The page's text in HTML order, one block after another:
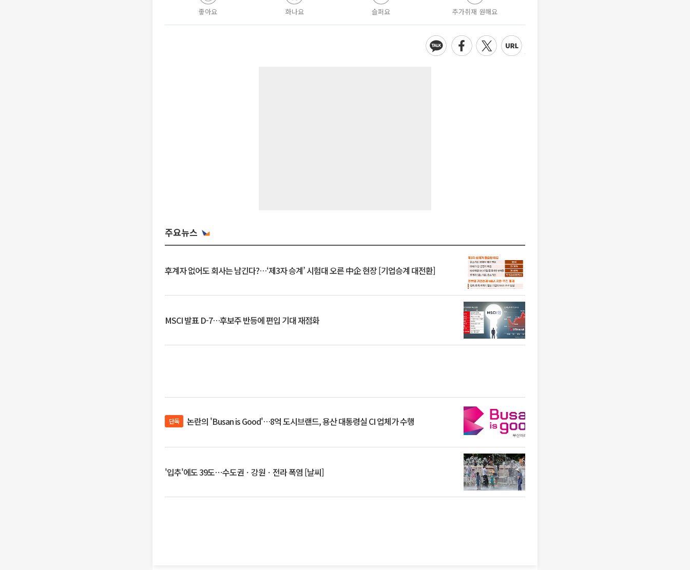
좋아요 화나요 슬퍼요 추가취재 원해요
주요뉴스
후계자 없어도 회사는 남긴다?…‘제3자 승계’ 시험대 오른 中企 현장 [기업승계 대전환]
MSCI 발표 D-7…후보주 반등에 편입 기대 재점화
단독 논란의 'Busan is Good'…8억 도시브랜드, 용산 대통령실 CI 업체가 수행
'입추'에도 39도⋯수도권ㆍ강원ㆍ전라 폭염 [날씨]